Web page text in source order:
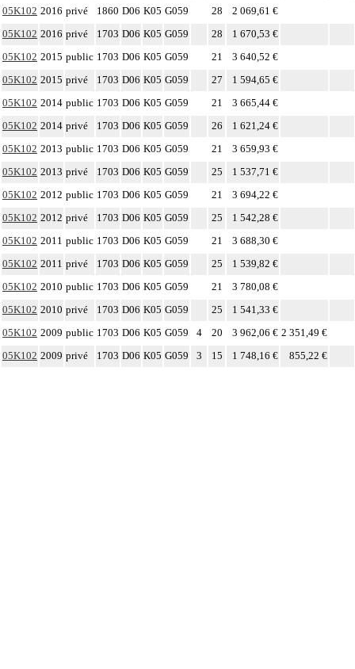
05K102 2016 privé 1860 D06 K05 G059 28
2 069,61 €
05K102 2016 privé 1703 D06 K05 G059 28
1 670,53 €
05K102 2015 public 1703 D06 K05 G059 21
3 640,52 €
05K102 2015 privé 1703 D06 K05 G059 27
1 594,65 €
05K102 2014 public 1703 D06 K05 G059 21
3 665,44 €
05K102 2014 privé 1703 D06 K05 G059 26
1 621,24 €
05K102 2013 public 1703 D06 K05 G059 21
3 659,93 €
05K102 2013 privé 1703 D06 K05 G059 25
1 537,71 €
05K102 2012 public 1703 D06 K05 G059 21
3 694,22 €
05K102 2012 privé 1703 D06 K05 G059 25
1 542,28 €
05K102 2011 public 1703 D06 K05 G059 21
3 688,30 €
05K102 2011 privé 1703 D06 K05 G059 25
1 539,82 €
05K102 2010 public 1703 D06 K05 G059 21
3 780,08 €
05K102 2010 privé 1703 D06 K05 G059 25
1 541,33 €
05K102 2009 public 1703 D06 K05 G059 4 20 3 962,06 € 2 351,49 €
05K102 2009 privé 1703 D06 K05 G059 3 15 1 748,16 € 855,22 €